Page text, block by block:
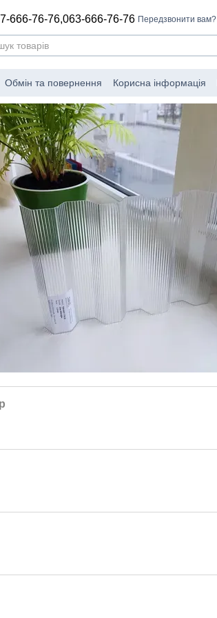
666-76-76,063-666-76-76 Передзвонити вам?
Обмін та повернення Корисна інформація